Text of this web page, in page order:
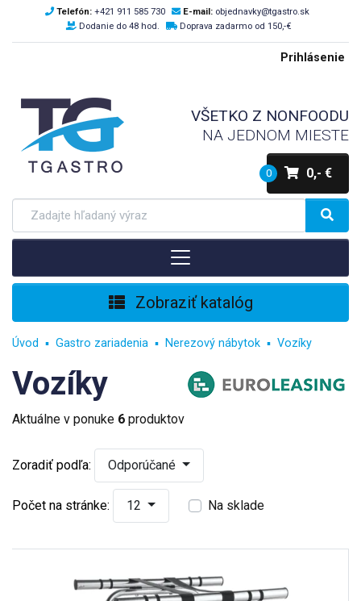
Telefón: +421 911 585 730 E-mail: objednavky@tgastro.sk
Dodanie do 48 hod.
Doprava zadarmo od 150,-€
Prihlásenie
VŠETKO Z NONFOODU
NA JEDNOM MIESTE
0 0,- €
Zobraziť katalóg
Úvod Gastro zariadenia Nerezový nábytok Vozíky
Vozíky
Aktuálne v ponuke 6 produktov
Zoradiť podľa: Odporúčané
Počet na stránke: 12 Na sklade